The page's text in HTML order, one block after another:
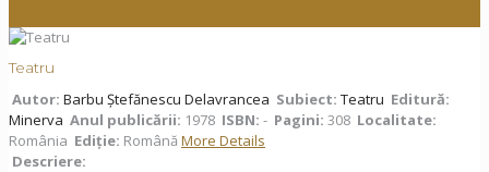
Teatru
Autor: Barbu Ștefănescu Delavrancea Subiect: Teatru Editură:
Minerva Anul publicării: 1978 ISBN: - Pagini: 308 Localitate:
România Ediţie: Română More Details
Descriere: